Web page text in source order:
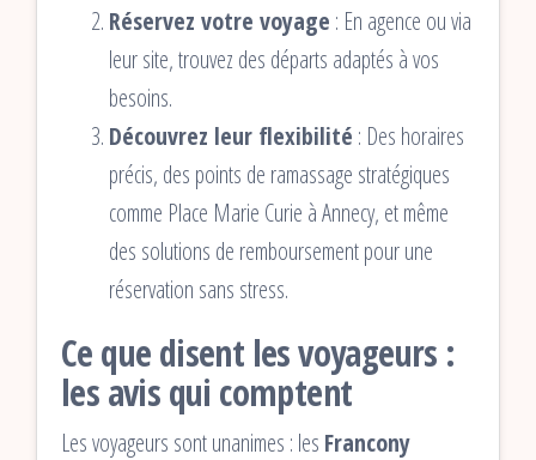
Réservez votre voyage : En agence ou via
leur site, trouvez des départs adaptés à vos
besoins.
Découvrez leur flexibilité : Des horaires
précis, des points de ramassage stratégiques
comme Place Marie Curie à Annecy, et même
des solutions de remboursement pour une
réservation sans stress.
Ce que disent les voyageurs :
les avis qui comptent
Les voyageurs sont unanimes : les Francony